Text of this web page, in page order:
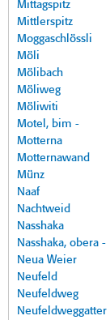
Mittagspitz
Mittlerspitz
Moggaschlössli
Möli
Mölibach
Möliweg
Möliwiti
Motel, bim -
Motterna
Motternawand
Münz
Naaf
Nachtweid
Nasshaka
Nasshaka, obera -
Neua Weier
Neufeld
Neufeldweg
Neufeldweggatter